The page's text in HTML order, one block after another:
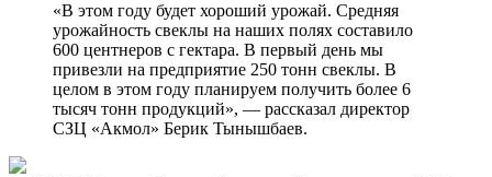
«В этом году будет хороший урожай. Средняя
урожайность свеклы на наших полях составило
600 центнеров с гектара. В первый день мы
привезли на предприятие 250 тонн свеклы. В
целом в этом году планируем получить более 6
тысяч тонн продукций», — рассказал директор
СЗЦ «Акмол» Берик Тынышбаев.